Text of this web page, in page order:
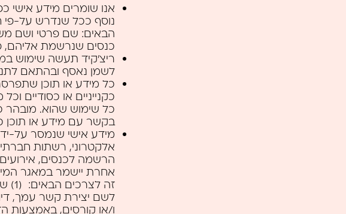
אנו שומרים מידע אישי
נוסף ככל שנדרש על-פי
הבאים: שם פרטי ושם
כנסים שנרשמת אליהם,
ריצ’קיד תעשה שימוש
לשמן נאסף ובהתאם
כל מידע או תוכן
כקנייניים או כסודיים
כל שימוש שהוא. מובהר
בקשר עם מידע או תוכן
מידע אישי שנמסר על-
אלקטרוני, רשתות
הרשמה לכנסים,
אחרת יישמר במאגר
זה
לשם יצירת קשר עמך,